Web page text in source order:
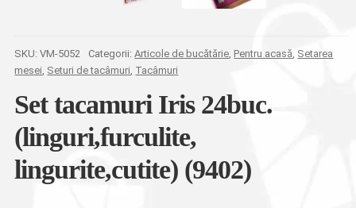
SKU:VM-5052 Categorii:Articole de bucătărie, Pentru acasă, Setarea
mesei, Seturi de tacâmuri, Tacâmuri
Set tacamuri Iris 24buc.
(linguri,furculite,
lingurite,cutite) (9402)